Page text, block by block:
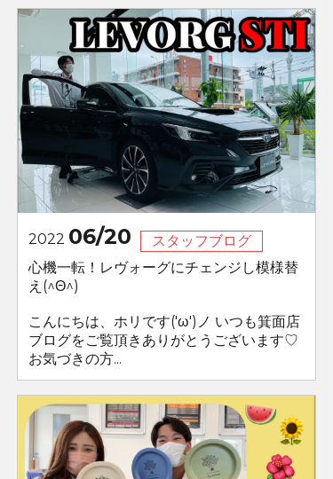
2022 06/20
スタッフブログ
心機一転！レヴォーグにチェンジし模様替
え(^Θ^)
こんにちは、ホリです('ω')ノ いつも箕面店
ブログをご覧頂きありがとうございます♡
お気づきの方...